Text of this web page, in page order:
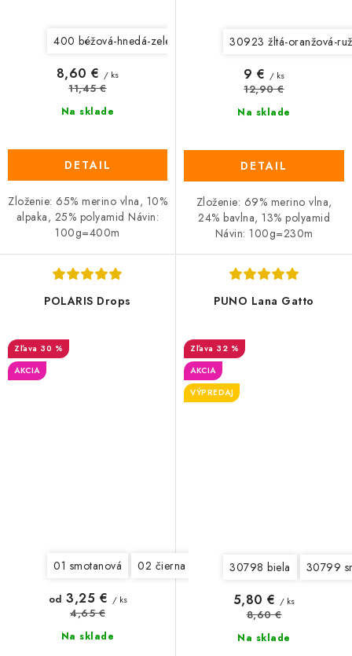
400 béžová-hnedá-zelená 404 červená-ružová
Na sklade
8,60 € / ks
11,45 €
DETAIL
Zloženie: 65% merino vlna, 10%
alpaka, 25% polyamid Návin:
100g=400m
30923 žltá-oranžová-
Na sklade
9 € / ks
12,90 €
DETAIL
Zloženie: 69% merino vlna,
24% bavlna, 13% polyamid
Návin: 100g=230m
POLARIS Drops
30 %
AKCIA
01 smotanová 02 čierna 03 tmavá šedá - VÝPREDAJ
Na sklade
od 3,25 € / ks
4,65 €
PUNO Lana Gatto
32 %
AKCIA
VÝPREDAJ
30798 biela 30799
Na sklade
5,80 € / ks
8,60 €